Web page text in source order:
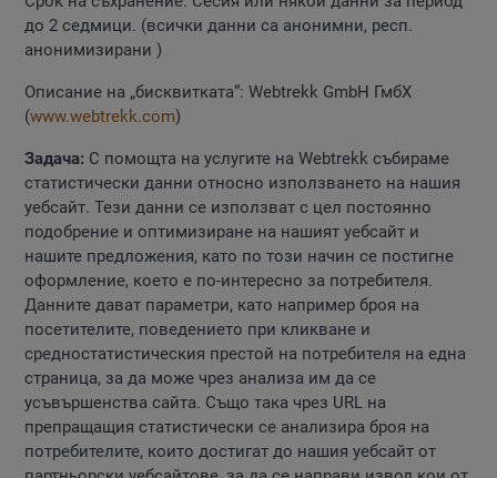
до 2 седмици. (всички данни са анонимни, респ.
анонимизирани )
Описание на „бисквитката“: Webtrekk GmbH ГмбХ
(www.webtrekk.com)
Задача: С помощта на услугите на Webtrekk събираме
статистически данни относно използването на нашия
уебсайт. Тези данни се използват с цел постоянно
подобрение и оптимизиране на нашият уебсайт и
нашите предложения, като по този начин се постигне
оформление, което е по-интересно за потребителя.
Данните дават параметри, като например броя на
посетителите, поведението при кликване и
средностатистическия престой на потребителя на една
страница, за да може чрез анализа им да се
усъвършенства сайта. Също така чрез URL на
препращащия статистически се анализира броя на
потребителите, които достигат до нашия уебсайт от